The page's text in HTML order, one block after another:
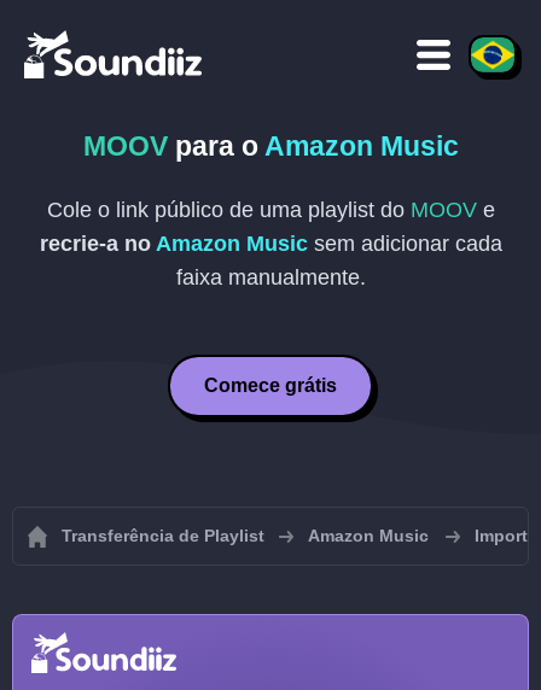
MOOVpara o Amazon Music
Cole o link público de uma playlist do MOOVe
recrie-a no Amazon Musicsem adicionar cada
faixa manualmente.
Comece grátis
Transferência de Playlist Amazon Music